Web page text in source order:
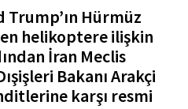
Trump’ın Hürmüz
helikoptere ilişkin
İran Meclis
Bakanı Arakçi
karşı resmi